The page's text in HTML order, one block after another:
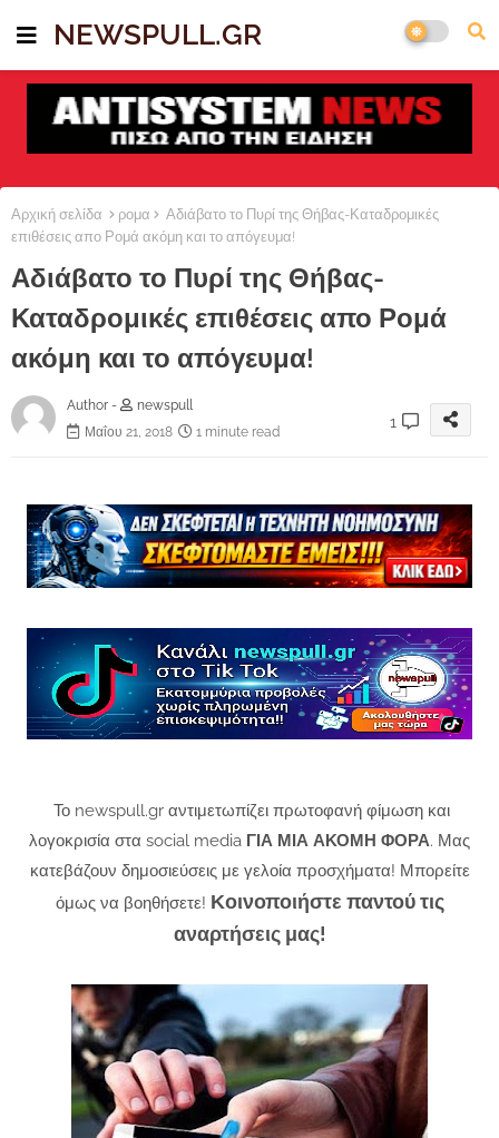
NEWSPULL.GR
Αρχική σελίδα ρομα
Αδιάβατο το Πυρί της Θήβας-Καταδρομικές
επιθέσεις απο Ρομά ακόμη και το απόγευμα!
Αδιάβατο το Πυρί της Θήβας-
Καταδρομικές επιθέσεις απο Ρομά
ακόμη και το απόγευμα!
Author -
newspull
Μαΐου 21, 2018
1 minute read
1
Το newspull.gr αντιμετωπίζει πρωτοφανή φίμωση και
λογοκρισία στα social media ΓΙΑ ΜΙΑ ΑΚΟΜΗ ΦΟΡΑ. Μας
κατεβάζουν δημοσιεύσεις με γελοία προσχήματα! Μπορείτε
όμως να βοηθήσετε! Κοινοποιήστε παντού τις
αναρτήσεις μας!